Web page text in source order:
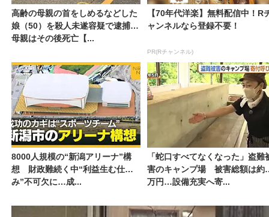
高齢の母親の首をしめるなどした
娘（50）を殺人未遂容疑で逮捕
母親はその後死亡【...
【70年代洋楽】無料配信中！R
ャンネルなら登録不要！
PR(Rチャンネル)
8000人規模の“新潟アリーナ”構
想 財政難続く中“利益生む仕組
み”不可欠に…成...
「蛇口すべてなくなった」盗難
害のキャンプ場 被害総額は約
万円…設備充実へ寄...